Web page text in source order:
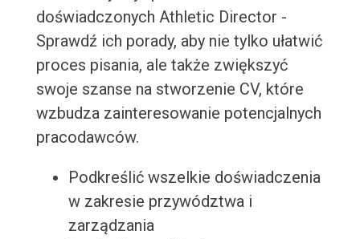
doświadczonych Athletic Director -
Sprawdź ich porady, aby nie tylko ułatwić
proces pisania, ale także zwiększyć
swoje szanse na stworzenie CV, które
wzbudza zainteresowanie potencjalnych
pracodawców.
Podkreślić wszelkie doświadczenia
w zakresie przywództwa i
zarządzania